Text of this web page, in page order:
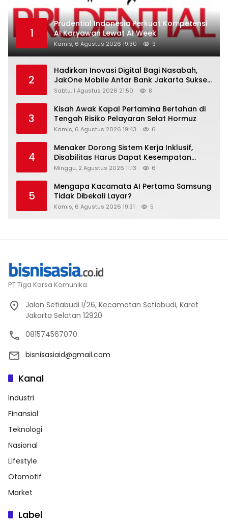
1
Prudential Indonesia Perkuat Kompetensi
AI Karyawan Lewat AI Week
Kamis, 6 Agustus 2026 19:30 9
2
Hadirkan Inovasi Digital Bagi Nasabah,
JakOne Mobile Antar Bank Jakarta Sukses
Raih Digital Excellence Awards 2026
Sabtu, 1 Agustus 2026 21:50 8
3
Kisah Awak Kapal Pertamina Bertahan di
Tengah Risiko Pelayaran Selat Hormuz
Kamis, 6 Agustus 2026 19:43 6
4
Menaker Dorong Sistem Kerja Inklusif,
Disabilitas Harus Dapat Kesempatan
Setara
Minggu, 2 Agustus 2026 11:13 6
5
Mengapa Kacamata AI Pertama Samsung
Tidak Dibekali Layar?
Kamis, 6 Agustus 2026 19:31 5
PT Tiga Karsa Komunika.
Jalan Setiabudi I/26, Kecamatan Setiabudi, Karet
Jakarta Selatan 12920
081574567070
bisnisasiaid@gmail.com
Kanal
Industri
Finansial
Teknologi
Nasional
Lifestyle
Otomotif
Market
Label